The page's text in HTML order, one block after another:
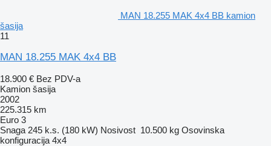
MAN 18.255 MAK 4x4 BB kamion
šasija
11
MAN 18.255 MAK 4x4 BB
18.900 € Bez PDV-a
Kamion šasija
2002
225.315 km
Euro 3
Snaga 245 k.s. (180 kW) Nosivost 10.500 kg Osovinska
konfiguracija 4x4